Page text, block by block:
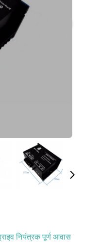
नियंत्रक पूर्ण आवास